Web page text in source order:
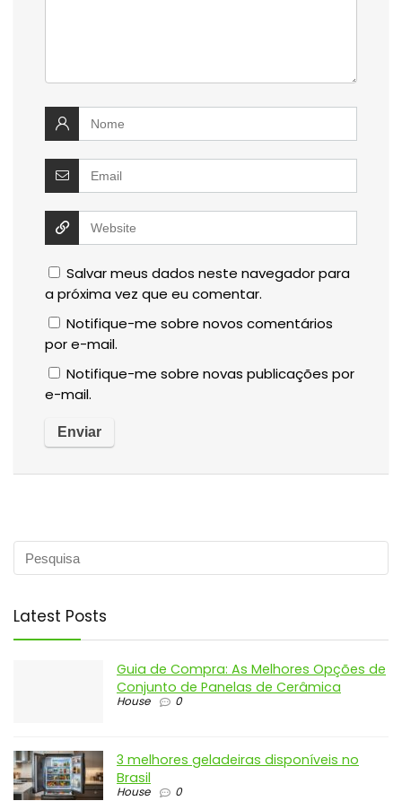
Salvar meus dados neste navegador para
a próxima vez que eu comentar.
Notifique-me sobre novos comentários
por e-mail.
Notifique-me sobre novas publicações por
e-mail.
Latest Posts
Guia de Compra: As Melhores Opções de
Conjunto de Panelas de Cerâmica
House 0
3 melhores geladeiras disponíveis no
Brasil
House 0